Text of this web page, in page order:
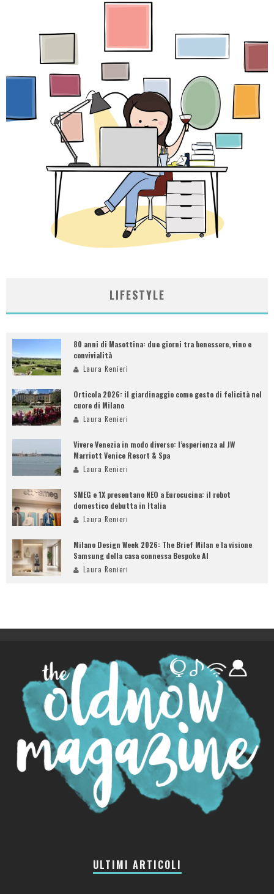
LIFESTYLE
80 anni di Masottina: due giorni tra benessere, vino e
convivialità
Laura Renieri
Orticola 2026: il giardinaggio come gesto di felicità nel
cuore di Milano
Laura Renieri
Vivere Venezia in modo diverso: l’esperienza al JW
Marriott Venice Resort & Spa
Laura Renieri
SMEG e 1X presentano NEO a Eurocucina: il robot
domestico debutta in Italia
Laura Renieri
Milano Design Week 2026: The Brief Milan e la visione
Samsung della casa connessa Bespoke AI
Laura Renieri
ULTIMI ARTICOLI